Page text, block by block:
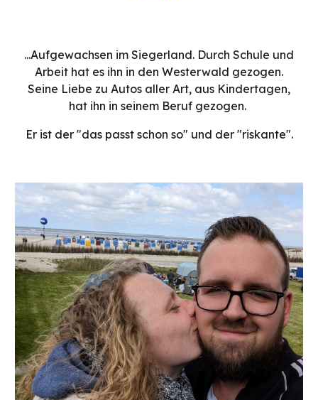
...Aufgewachsen im Siegerland. Durch Schule und
Arbeit hat es ihn in den Westerwald gezogen.
Seine Liebe zu Autos aller Art, aus Kindertagen,
hat ihn in seinem Beruf gezogen.
Er ist der "das passt schon so" und der "riskante".